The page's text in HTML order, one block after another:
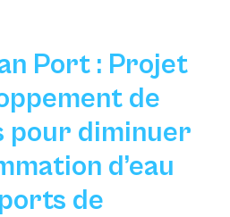
Port : Projet
de
pour diminuer
d’eau
de